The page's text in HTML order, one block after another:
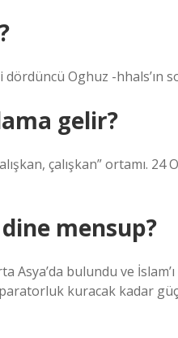
dördüncü Oghuz -
gelir?
çalışkan” ortamı.
mensup?
Asya’da bulundu ve
kuracak kadar